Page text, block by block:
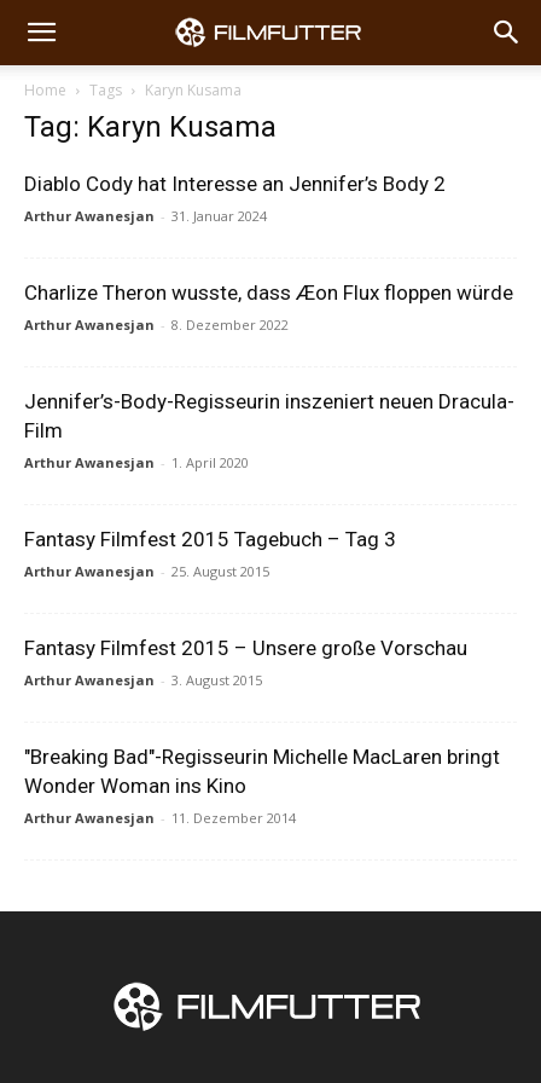
Home Tags Karyn Kusama
Tag: Karyn Kusama
Diablo Cody hat Interesse an Jennifer’s Body 2
Arthur Awanesjan - 31. Januar 2024
Charlize Theron wusste, dass Æon Flux floppen würde
Arthur Awanesjan - 8. Dezember 2022
Jennifer’s-Body-Regisseurin inszeniert neuen Dracula-
Film
Arthur Awanesjan - 1. April 2020
Fantasy Filmfest 2015 Tagebuch – Tag 3
Arthur Awanesjan - 25. August 2015
Fantasy Filmfest 2015 – Unsere große Vorschau
Arthur Awanesjan - 3. August 2015
"Breaking Bad"-Regisseurin Michelle MacLaren bringt
Wonder Woman ins Kino
Arthur Awanesjan - 11. Dezember 2014